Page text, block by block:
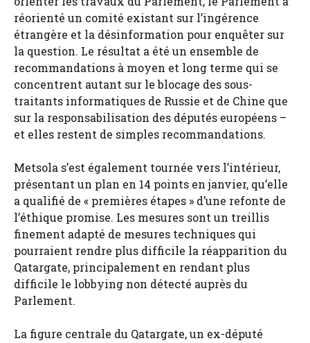
réorienté un comité existant sur l’ingérence
étrangère et la désinformation pour enquêter sur
la question. Le résultat a été un ensemble de
recommandations à moyen et long terme qui se
concentrent autant sur le blocage des sous-
traitants informatiques de Russie et de Chine que
sur la responsabilisation des députés européens –
et elles restent de simples recommandations.
Metsola s’est également tournée vers l’intérieur,
présentant un plan en 14 points en janvier, qu’elle
a qualifié de « premières étapes » d’une refonte de
l’éthique promise. Les mesures sont un treillis
finement adapté de mesures techniques qui
pourraient rendre plus difficile la réapparition du
Qatargate, principalement en rendant plus
difficile le lobbying non détecté auprès du
Parlement.
La figure centrale du Qatargate, un ex-député